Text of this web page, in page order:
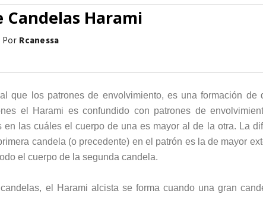
Candelas Harami
Por Rcanessa
que los patrones de envolvimiento, es una formación de
el Harami es confundido con patrones de
en las cuáles el cuerpo de una es mayor al de la otra. La
candela (o precedente) en el patrón es la de mayor
el cuerpo de la segunda candela.
el Harami alcista se forma cuando una gran